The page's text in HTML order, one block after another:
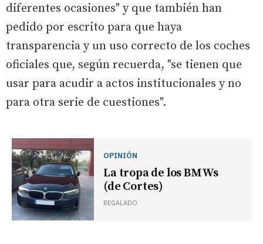
diferentes ocasiones" y que también han
pedido por escrito para que haya
transparencia y un uso correcto de los coches
oficiales que, según recuerda, "se tienen que
usar para acudir a actos institucionales y no
para otra serie de cuestiones".
OPINIÓN
La tropa de los BMWs
(de Cortes)
REGALADO